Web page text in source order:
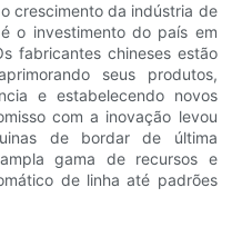
crescimento da indústria de
o investimento do país em
fabricantes chineses estão
seus produtos,
e estabelecendo novos
com a inovação levou
de bordar de última
gama de recursos e
de linha até padrões